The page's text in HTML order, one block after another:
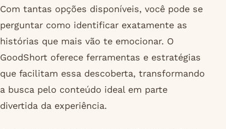
Com tantas opções disponíveis, você pode se
perguntar como identificar exatamente as
histórias que mais vão te emocionar. O
GoodShort oferece ferramentas e estratégias
que facilitam essa descoberta, transformando
a busca pelo conteúdo ideal em parte
divertida da experiência.